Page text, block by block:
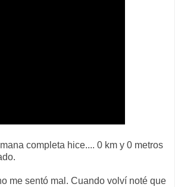
completa hice.... 0 km y 0 metros
me sentó mal. Cuando volví noté que